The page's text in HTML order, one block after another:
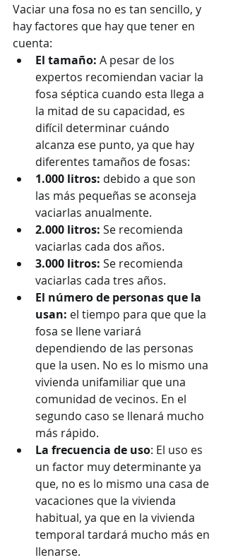
Vaciar una fosa no es tan sencillo, y
hay factores que hay que tener en
cuenta:
El tamaño: A pesar de los
expertos recomiendan vaciar la
fosa séptica cuando esta llega a
la mitad de su capacidad, es
difícil determinar cuándo
alcanza ese punto, ya que hay
diferentes tamaños de fosas:
1.000 litros: debido a que son
las más pequeñas se aconseja
vaciarlas anualmente.
2.000 litros: Se recomienda
vaciarlas cada dos años.
3.000 litros: Se recomienda
vaciarlas cada tres años.
El número de personas que la
usan: el tiempo para que que la
fosa se llene variará
dependiendo de las personas
que la usen. No es lo mismo una
vivienda unifamiliar que una
comunidad de vecinos. En el
segundo caso se llenará mucho
más rápido.
La frecuencia de uso: El uso es
un factor muy determinante ya
que, no es lo mismo una casa de
vacaciones que la vivienda
habitual, ya que en la vivienda
temporal tardará mucho más en
llenarse.